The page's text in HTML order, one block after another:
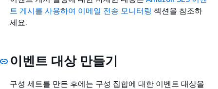
트 게시를 사용하여 이메일 전송 모니터링 섹션을 참조하
세요.
이벤트 대상 만들기
구성 세트를 만든 후에는 구성 집합에 대한 이벤트 대상을